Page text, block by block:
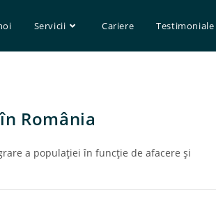
Servicii Cariere Testimoniale
România
a populaţiei în funcţie de afacere şi